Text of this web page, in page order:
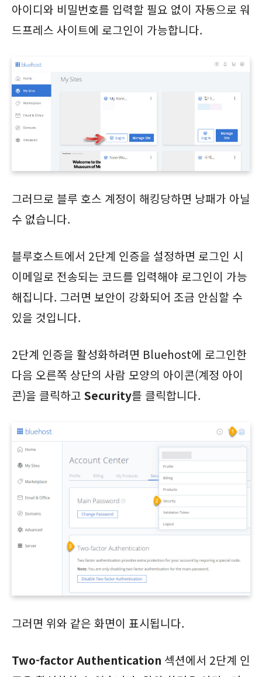
아이디와 비밀번호를 입력할 필요 없이 자동으로 워
드프레스 사이트에 로그인이 가능합니다.
그러므로 블루 호스 계정이 해킹당하면 낭패가 아닐
수 없습니다.
블루호스트에서 2단계 인증을 설정하면 로그인 시
이메일로 전송되는 코드를 입력해야 로그인이 가능
해집니다. 그러면 보안이 강화되어 조금 안심할 수
있을 것입니다.
2단계 인증을 활성화하려면 Bluehost에 로그인한
다음 오른쪽 상단의 사람 모양의 아이콘(계정 아이
콘)을 클릭하고 Security를 클릭합니다.
그러면 위와 같은 화면이 표시됩니다.
Two-factor Authentication 섹션에서 2단계 인